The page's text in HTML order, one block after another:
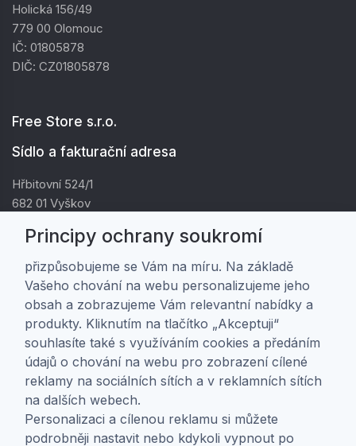
Holická 156/49
779 00 Olomouc
IČ: 01805878
DIČ: CZ01805878
Free Store s.r.o.
Sídlo a fakturační adresa
Hřbitovní 524/1
682 01 Vyškov
DIČ: CZ01805878
Zákaznická péče
Doprava a platba
Obchodní podmínky
Ochrana osobních údajů
Nastavení soukromí
O nás
Principy ochrany soukromí
přizpůsobujeme se Vám na míru. Na základě
Vašeho chování na webu personalizujeme jeho
obsah a zobrazujeme Vám relevantní nabídky a
produkty. Kliknutím na tlačítko „Akceptuji“
souhlasíte také s využíváním cookies a předáním
údajů o chování na webu pro zobrazení cílené
reklamy na sociálních sítích a v reklamních sítích
na dalších webech.
Personalizaci a cílenou reklamu si můžete
podrobněji nastavit nebo kdykoli vypnout po